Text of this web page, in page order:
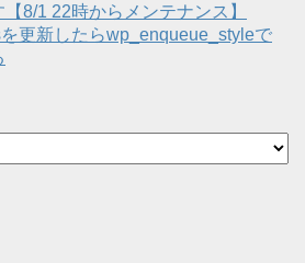
8/1 22時からメンテナンス】
更新したらwp_enqueue_styleで